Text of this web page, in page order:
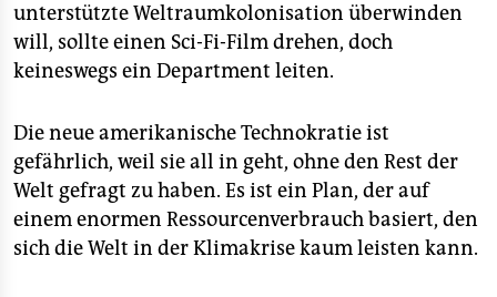
unterstützte Weltraumkolonisation überwinden
will, sollte einen Sci-Fi-Film drehen, doch
keineswegs ein Department leiten.
Die neue amerikanische Technokratie ist
gefährlich, weil sie all in geht, ohne den Rest der
Welt gefragt zu haben. Es ist ein Plan, der auf
einem enormen Ressourcen­verbrauch basiert, den
sich die Welt in der Klima­krise kaum leisten kann.